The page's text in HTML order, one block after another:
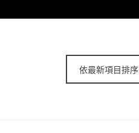
依最新項目排序